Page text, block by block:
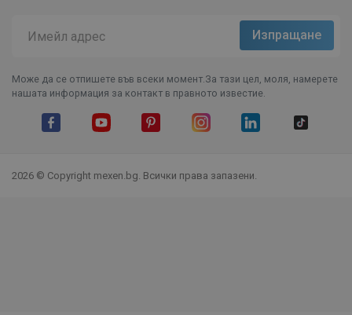
Може да се отпишете във всеки момент.За тази цел, моля, намерете
нашата информация за контакт в правното известие.
2026 © Copyright mexen.bg. Всички права запазени.